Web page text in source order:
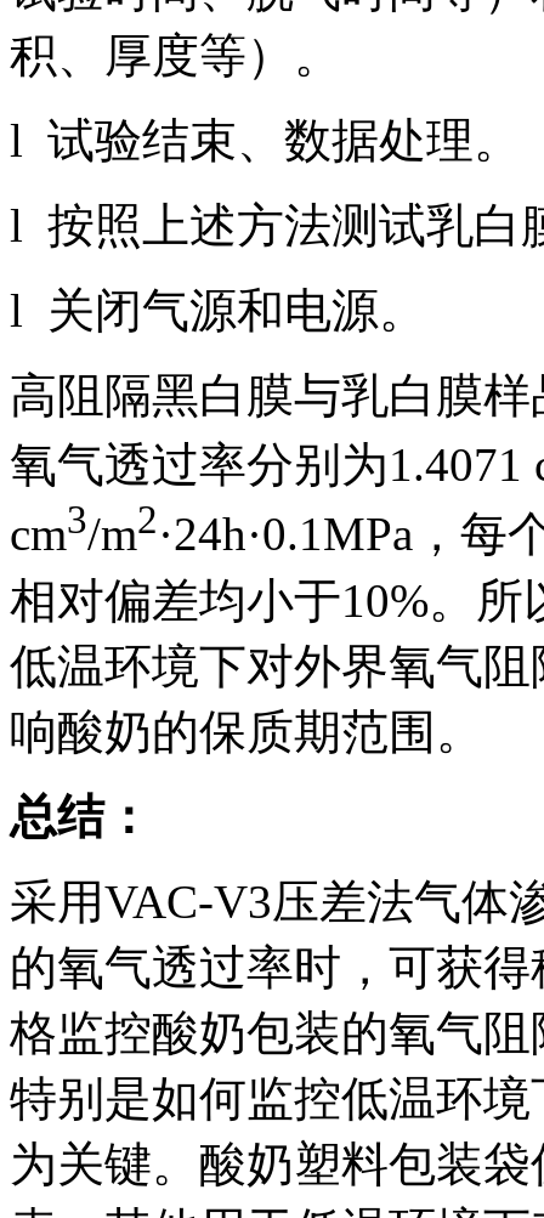
积、厚度等）。
l 试验结束、数据处理。
l 按照上述方法测试乳白
l 关闭气源和电源。
高阻隔黑白膜与乳白膜
氧气透过率分别为1.4071
cm3/m2·24h·0.1MPa，
相对偏差均小于10%。
低温环境下对外界氧气
响酸奶的保质期范围。
总结：
采用VAC-V3压差法气体
的氧气透过率时，可获
格监控酸奶包装的氧气
特别是如何监控低温环
为关键。酸奶塑料包装